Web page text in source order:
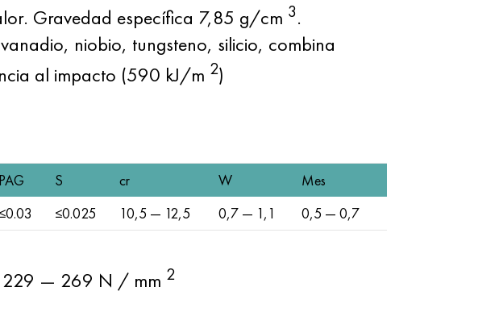
Gravedad específica 7,85 g/cm 3.
niobio, tungsteno, silicio, combina
al impacto (590 kJ/m 2)
PAG S cr W
Mes
≤0.03 ≤0.025 10,5 — 12,5 0,7 — 1,1 0,5 — 0,7
— 269 N / mm 2